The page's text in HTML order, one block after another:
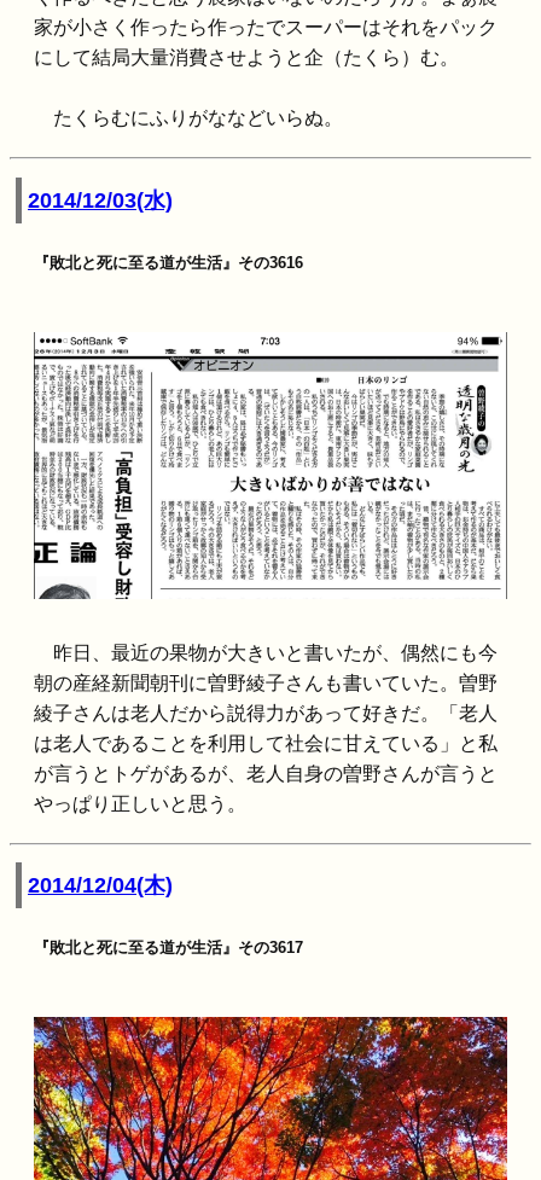
家が小さく作ったら作ったでスーパーはそれをパック
にして結局大量消費させようと企（たくら）む。
たくらむにふりがななどいらぬ。
2014/12/03(水)
『敗北と死に至る道が生活』その3616
昨日、最近の果物が大きいと書いたが、偶然にも今
朝の産経新聞朝刊に曽野綾子さんも書いていた。曽野
綾子さんは老人だから説得力があって好きだ。「老人
は老人であることを利用して社会に甘えている」と私
が言うとトゲがあるが、老人自身の曽野さんが言うと
やっぱり正しいと思う。
2014/12/04(木)
『敗北と死に至る道が生活』その3617